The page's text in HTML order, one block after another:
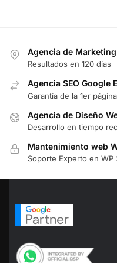
Agencia de
Resultados en 120 días
Agencia SEO Google
Garantía de la 1er página
Agencia de Diseño
Desarrollo en tiempo
Mantenimiento web
Soporte Experto en WP